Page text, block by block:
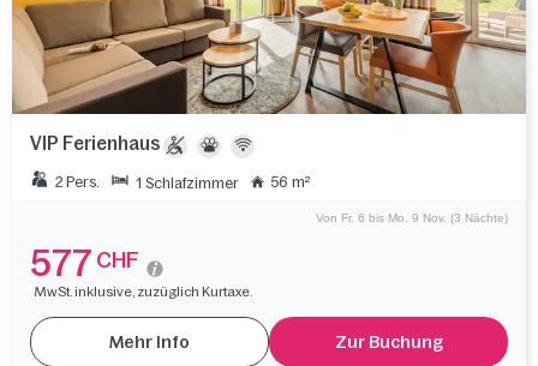
VIP Ferienhaus
2 Pers. 1 Schlafzimmer 56 m²
Von Fr. 6 bis Mo. 9 Nov. (3 Nächte)
577 CHF
MwSt. inklusive, zuzüglich Kurtaxe.
Mehr Info Zur Buchung